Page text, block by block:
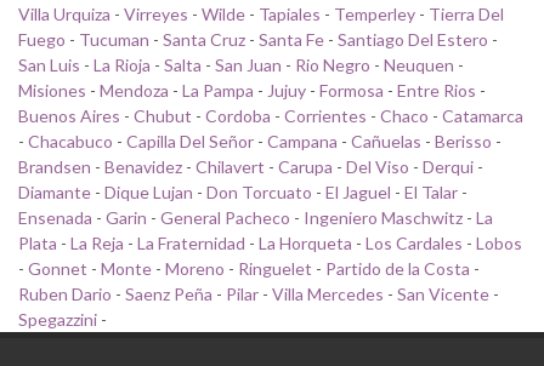
Villa Urquiza - Virreyes - Wilde - Tapiales - Temperley - Tierra Del
Fuego - Tucuman - Santa Cruz - Santa Fe - Santiago Del Estero -
San Luis - La Rioja - Salta - San Juan - Rio Negro - Neuquen -
Misiones - Mendoza - La Pampa - Jujuy - Formosa - Entre Rios -
Buenos Aires - Chubut - Cordoba - Corrientes - Chaco - Catamarca
- Chacabuco - Capilla Del Señor - Campana - Cañuelas - Berisso -
Brandsen - Benavidez - Chilavert - Carupa - Del Viso - Derqui -
Diamante - Dique Lujan - Don Torcuato - El Jaguel - El Talar -
Ensenada - Garin - General Pacheco - Ingeniero Maschwitz - La
Plata - La Reja - La Fraternidad - La Horqueta - Los Cardales - Lobos
- Gonnet - Monte - Moreno - Ringuelet - Partido de la Costa -
Ruben Dario - Saenz Peña - Pilar - Villa Mercedes - San Vicente -
Spegazzini -